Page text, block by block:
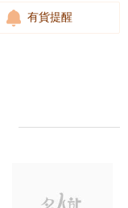
有貨提醒